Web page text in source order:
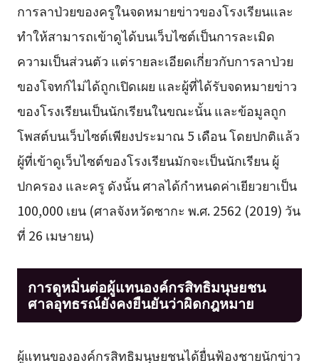
การลาป่วยของครูในจดหมายข่าวของโรงเรียนและ
ทำให้สามารถเข้าดูได้บนเว็บไซต์เป็นการละเมิด
ความเป็นส่วนตัว แต่รายละเอียดเกี่ยวกับการลาป่วย
ของโจทก์ไม่ได้ถูกเปิดเผย และผู้ที่ได้รับจดหมายข่าว
ของโรงเรียนเป็นนักเรียนในขณะนั้น และข้อมูลถูก
โพสต์บนเว็บไซต์เพียงประมาณ 5 เดือน โดยปกติแล้ว
ผู้ที่เข้าดูเว็บไซต์ของโรงเรียนมักจะเป็นนักเรียน ผู้
ปกครอง และครู ดังนั้น ศาลได้กำหนดค่าเยียวยาเป็น
100,000 เยน (ศาลจังหวัดซากะ พ.ศ. 2562 (2019) วัน
ที่ 26 เมษายน)
การดูหมิ่นต่อผู้แทนองค์กรสิทธิมนุษยชน
ศาลอุทธรณ์ยังคงยืนยันว่าผิดกฎหมาย
ผู้แทนขององค์กรสิทธิมนุษยชนได้ยื่นฟ้องชายนักข่าว